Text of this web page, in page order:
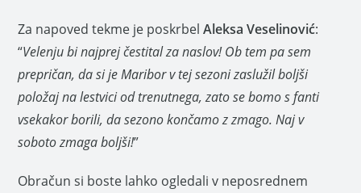
Za napoved tekme je poskrbelAleksa Veselinović:
“Velenju bi najprej čestital za naslov! Ob tem pa sem
prepričan, da si je Maribor v tej sezoni zaslužil boljši
položaj na lestvici od trenutnega, zato se bomo s fanti
vsekakor borili, da sezono končamo z zmago. Naj v
soboto zmaga boljši!”
Obračun si boste lahko ogledali v neposrednem